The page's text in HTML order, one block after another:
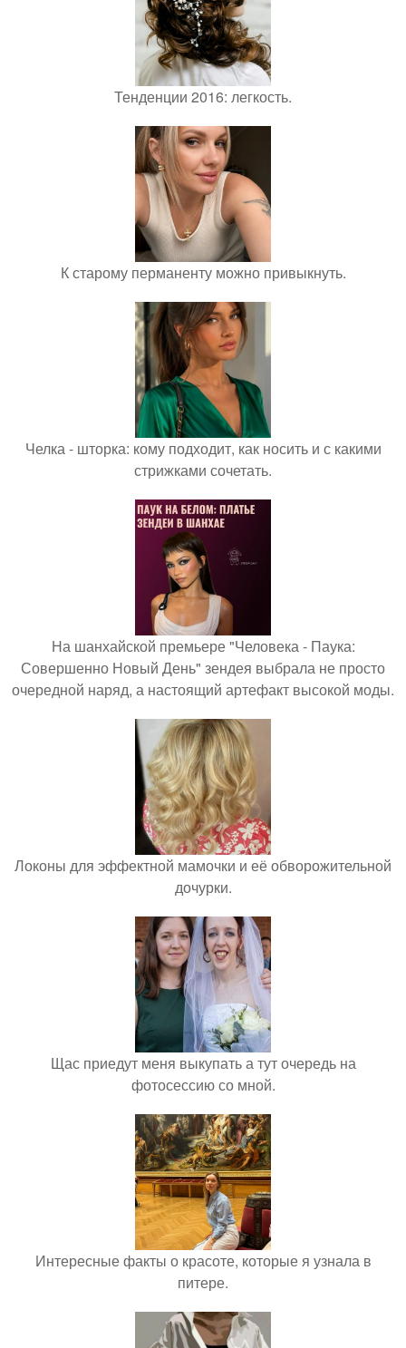
Тенденции 2016: легкость.
К старому перманенту можно привыкнуть.
Челка - шторка: кому подходит, как носить и с какими
стрижками сочетать.
На шанхайской премьере "Человека - Паука:
Совершенно Новый День" зендея выбрала не просто
очередной наряд, а настоящий артефакт высокой моды.
Локоны для эффектной мамочки и её обворожительной
дочурки.
Щас приедут меня выкупать а тут очередь на
фотосессию со мной.
Интересные факты о красоте, которые я узнала в
питере.